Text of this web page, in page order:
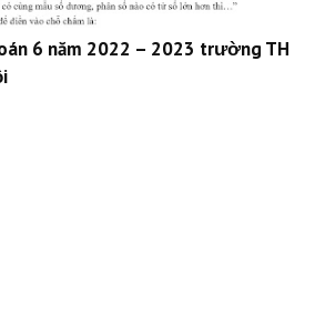
6 năm 2022 – 2023 trường TH